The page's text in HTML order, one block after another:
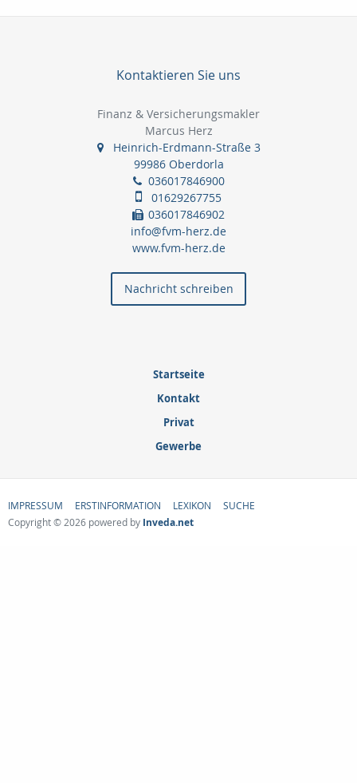
Kontaktieren Sie uns
Finanz & Versicherungsmakler
Marcus Herz
Heinrich-Erdmann-Straße 3
99986 Oberdorla
036017846900
01629267755
036017846902
info@fvm-herz.de
www.fvm-herz.de
Nachricht schreiben
Startseite
Kontakt
Privat
Gewerbe
IMPRESSUM ERSTINFORMATION LEXIKON
SUCHE
Copyright © 2026 powered by Inveda.net